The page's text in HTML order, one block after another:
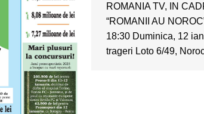
ROMANIA TV, IN
“ROMANII AU
18:30 Duminica, 12
trageri Loto 6/49,